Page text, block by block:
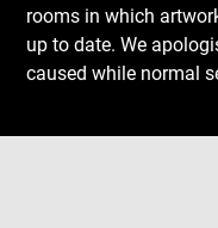
rooms in which
up to date. We
caused while normal
Download
Next
Previous